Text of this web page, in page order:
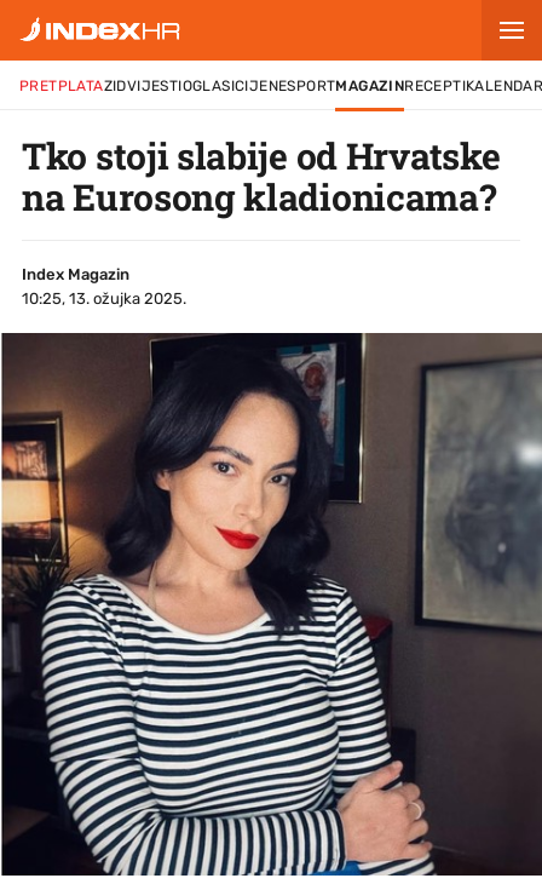
PRETPLATAZIDVIJESTIOGLASICIJENESPORTMAGAZINRECEPTI
Tko stoji slabije od Hrvatske
na Eurosong kladionicama?
Index Magazin
10:25, 13. ožujka 2025.